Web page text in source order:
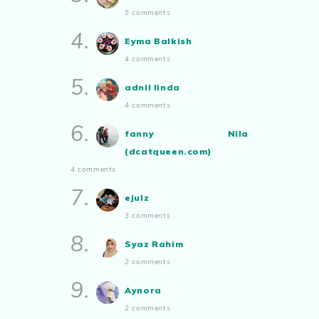
tiktok mencipta sajak:“Siapa yg ada
bakat tu bolehlah try.. ayuh!
Nasi goreng untuk bekal
5 comments
4. Eyma Balkish
4 comments
5. adnil linda
4 comments
6.
fanny Nila
(dcatqueen.com)
4 comments
7. ejulz
3 comments
8. Syaz Rahim
2 comments
9. Aynora
2 comments